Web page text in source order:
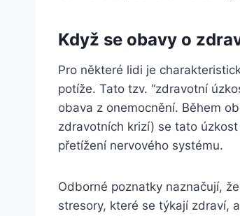
Když se obavy o
Pro některé lidi je
potíže. Tato tzv. “zdravotní
obava z onemocnění. Během
zdravotních krizí) se tato
přetížení nervového systému.
Odborné poznatky naznačují,
stresory, které se týkají zdraví,